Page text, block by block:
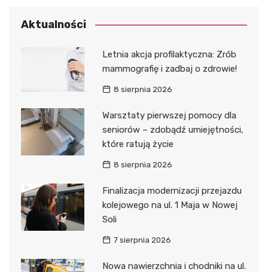
Aktualności
Letnia akcja profilaktyczna: Zrób
mammografię i zadbaj o zdrowie!
8 sierpnia 2026
Warsztaty pierwszej pomocy dla
seniorów – zdobądź umiejętności,
które ratują życie
8 sierpnia 2026
Finalizacja modernizacji przejazdu
kolejowego na ul. 1 Maja w Nowej
Soli
7 sierpnia 2026
Nowa nawierzchnia i chodniki na ul.